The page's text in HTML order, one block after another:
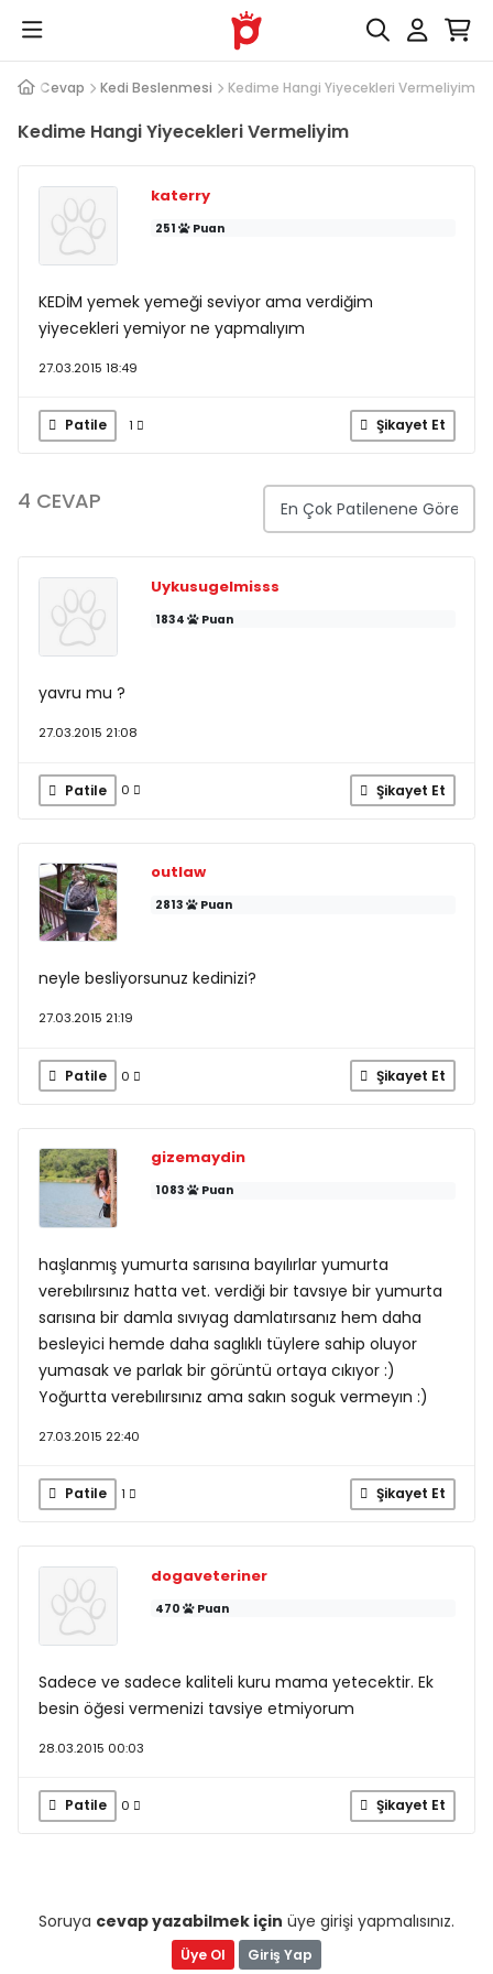
Soru Cevap Kedi Beslenmesi Kedime Hangi Yiyecekleri Vermeliyim
Kedime Hangi Yiyecekleri Vermeliyim
katerry
251 Puan
KEDİM yemek yemeği seviyor ama verdiğim
yiyecekleri yemiyor ne yapmalıyım
27.03.2015 18:49
Patile 1 Şikayet Et
4 CEVAP
Uykusugelmisss
1834 Puan
yavru mu ?
27.03.2015 21:08
Patile 0 Şikayet Et
outlaw
2813 Puan
neyle besliyorsunuz kedinizi?
27.03.2015 21:19
Patile 0 Şikayet Et
gizemaydin
1083 Puan
haşlanmış yumurta sarısına bayılırlar yumurta
verebılırsınız hatta vet. verdiği bir tavsıye bir yumurta
sarısına bir damla sıvıyag damlatırsanız hem daha
besleyici hemde daha saglıklı tüylere sahip oluyor
yumasak ve parlak bir görüntü ortaya cıkıyor :)
Yoğurtta verebılırsınız ama sakın soguk vermeyın :)
27.03.2015 22:40
Patile 1 Şikayet Et
dogaveteriner
470 Puan
Sadece ve sadece kaliteli kuru mama yetecektir. Ek
besin öğesi vermenizi tavsiye etmiyorum
28.03.2015 00:03
Patile 0 Şikayet Et
Soruya cevap yazabilmek için üye girişi yapmalısınız.
Üye Ol Giriş Yap